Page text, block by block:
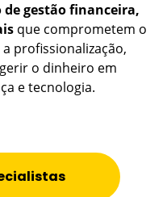
de gestão financeira,
que comprometem o
profissionalização,
o dinheiro em
e tecnologia.